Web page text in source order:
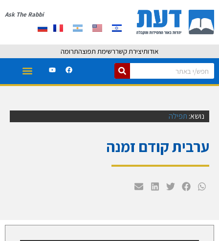
Ask The Rabbi
אודותיצירת קשררשימת תפוצהתרומה
נושא: תפילה
ערבית קודם זמנה